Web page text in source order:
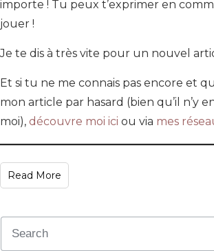
importe ! Tu peux t’exprimer en
jouer !
Je te dis à très vite pour un nouvel
Et si tu ne me connais pas encore et
mon article par hasard (bien qu’il n’y
moi), découvre moi ici ou via mes
Read More